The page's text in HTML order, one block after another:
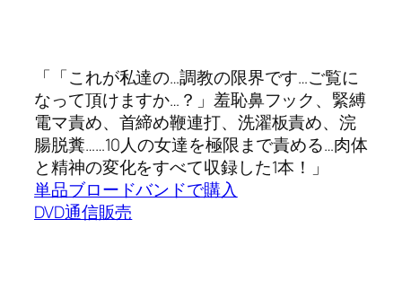
「「これが私達の…調教の限界です…ご覧に
なって頂けますか…？」羞恥鼻フック、緊縛
電マ責め、首締め鞭連打、洗濯板責め、浣
腸脱糞……10人の女達を極限まで責める…肉体
と精神の変化をすべて収録した1本！」
単品ブロードバンドで購入
DVD通信販売